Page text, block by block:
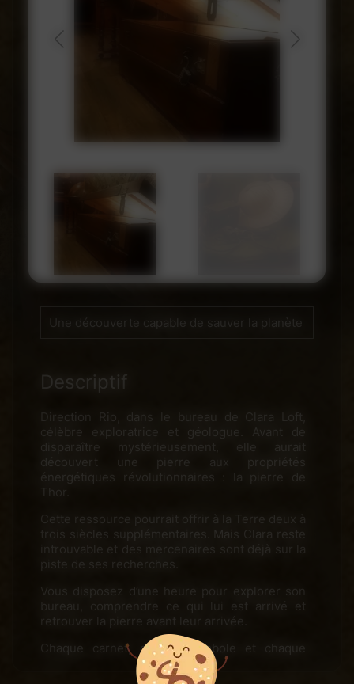
Une découverte capable de sauver la planète
Descriptif
Direction Rio, dans le bureau de Clara Loft,
célèbre exploratrice et géologue. Avant de
disparaître mystérieusement, elle aurait
découvert une pierre aux propriétés
énergétiques révolutionnaires : la pierre de
Thor.
Cette ressource pourrait offrir à la Terre deux à
trois siècles supplémentaires. Mais Clara reste
introuvable et des mercenaires sont déjà sur la
piste de ses recherches.
Vous disposez d’une heure pour explorer son
bureau, comprendre ce qui lui est arrivé et
retrouver la pierre avant leur arrivée.
Chaque carnet, chaque symbole et chaque
objet abandonné pourrait vous rapprocher de
la vérité. À condition de savoir où regarder.